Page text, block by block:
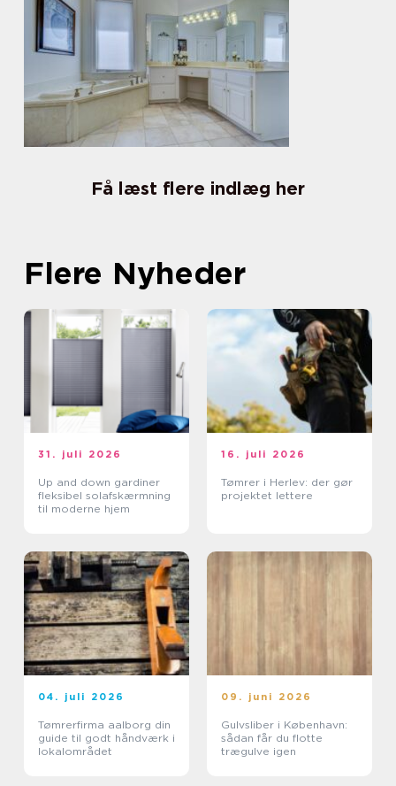
Få læst flere indlæg her
Flere Nyheder
31. juli 2026
Up and down gardiner
fleksibel solafskærmning
til moderne hjem
16. juli 2026
Tømrer i Herlev: der gør
projektet lettere
04. juli 2026
Tømrerfirma aalborg din
guide til godt håndværk i
lokalområdet
09. juni 2026
Gulvsliber i København:
sådan får du flotte
trægulve igen